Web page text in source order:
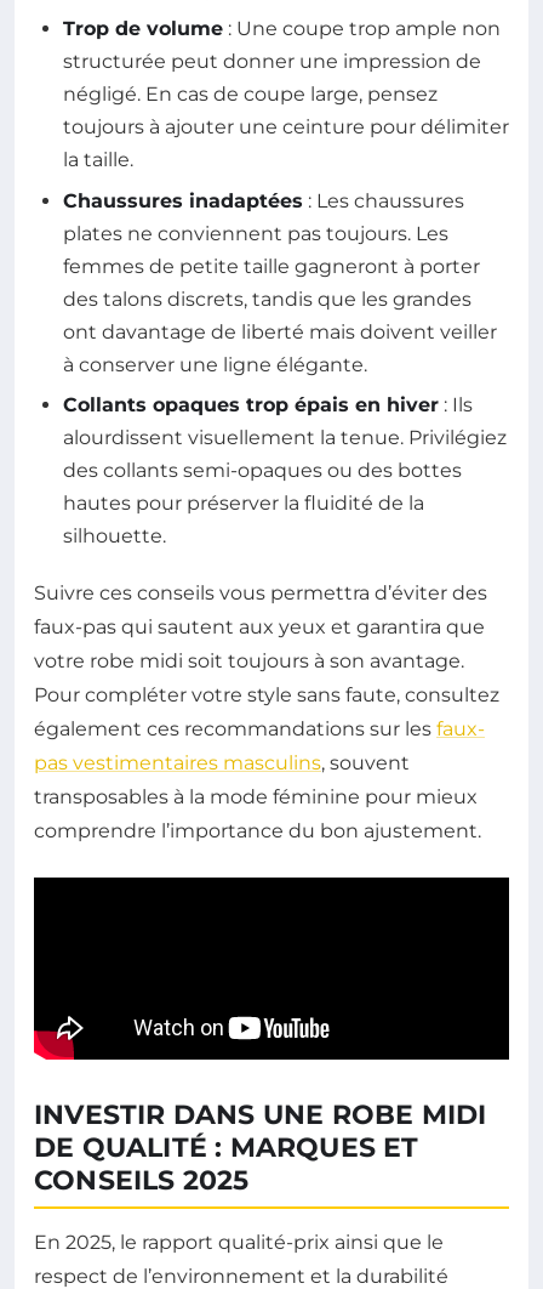
Trop de volume : Une coupe trop ample non
structurée peut donner une impression de
négligé. En cas de coupe large, pensez
toujours à ajouter une ceinture pour délimiter
la taille.
Chaussures inadaptées : Les chaussures
plates ne conviennent pas toujours. Les
femmes de petite taille gagneront à porter
des talons discrets, tandis que les grandes
ont davantage de liberté mais doivent veiller
à conserver une ligne élégante.
Collants opaques trop épais en hiver : Ils
alourdissent visuellement la tenue. Privilégiez
des collants semi-opaques ou des bottes
hautes pour préserver la fluidité de la
silhouette.
Suivre ces conseils vous permettra d’éviter des
faux-pas qui sautent aux yeux et garantira que
votre robe midi soit toujours à son avantage.
Pour compléter votre style sans faute, consultez
également ces recommandations sur les faux-
pas vestimentaires masculins, souvent
transposables à la mode féminine pour mieux
comprendre l’importance du bon ajustement.
INVESTIR DANS UNE ROBE MIDI
DE QUALITÉ : MARQUES ET
CONSEILS 2025
En 2025, le rapport qualité-prix ainsi que le
respect de l’environnement et la durabilité